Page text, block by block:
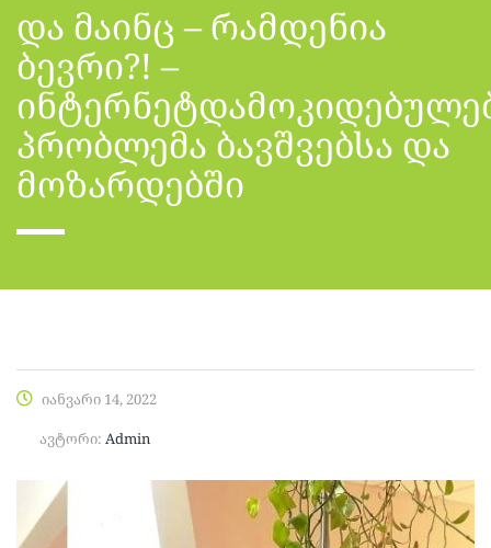
და მაინც – რამდენია
ბევრი?! –
პრობლემა ბავშვებსა და
მოზარდებში
იანვარი 14, 2022
ავტორი: Admin